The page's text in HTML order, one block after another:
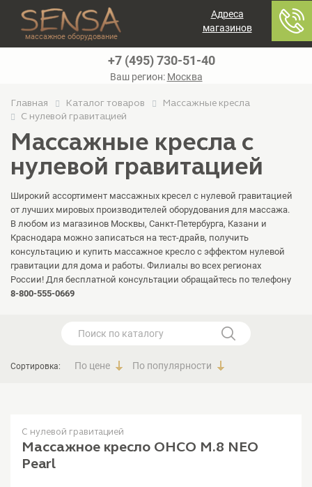
массажное оборудование
Адреса
магазинов
+7 (495) 730-51-40
Ваш регион: Москва
Главная Каталог товаров
Массажные кресла
С нулевой гравитацией
Массажные кресла с
нулевой гравитацией
Широкий ассортимент массажных кресел с нулевой гравитацией
от лучших мировых производителей оборудования для массажа.
В любом из магазинов Москвы, Санкт-Петербурга, Казани и
Краснодара можно записаться на тест-драйв, получить
консультацию и купить массажное кресло с эффектом нулевой
гравитации для дома и работы. Филиалы во всех регионах
России! Для бесплатной консультации обращайтесь по телефону
8-800-555-0669
Сортировка: По цене По популярности
С нулевой гравитацией
Массажное кресло OHCO M.8 NEO
Pearl